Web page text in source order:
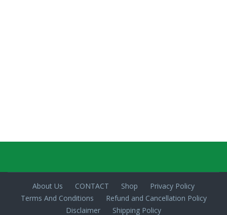
About Us CONTACT Shop
Privacy Policy
Terms And Conditions
Refund and Cancellation Policy
Disclaimer
Shipping Policy